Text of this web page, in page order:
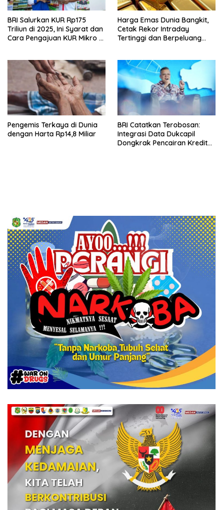
BRI Salurkan KUR Rp175
Triliun di 2025, Ini Syarat dan
Cara Pengajuan KUR Mikro &
Harga Emas Dunia Bangkit,
Cetak Rekor Intraday
Tertinggi dan Berpeluang
Pengemis Terkaya di Dunia
dengan Harta Rp14,8 Miliar
BRI Catatkan Terobosan:
Integrasi Data Dukcapil
Dongkrak Pencairan Kredit